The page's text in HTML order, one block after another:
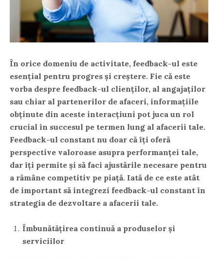
În orice domeniu de activitate, feedback-ul este
esențial pentru progres și creștere. Fie că este
vorba despre feedback-ul clienților, al angajaților
sau chiar al partenerilor de afaceri, informațiile
obținute din aceste interacțiuni pot juca un rol
crucial în succesul pe termen lung al afacerii tale.
Feedback-ul constant nu doar că îți oferă
perspective valoroase asupra performanței tale,
dar îți permite și să faci ajustările necesare pentru
a rămâne competitiv pe piață. Iată de ce este atât
de important să integrezi feedback-ul constant în
strategia de dezvoltare a afacerii tale.
Îmbunătățirea continuă a produselor și
serviciilor